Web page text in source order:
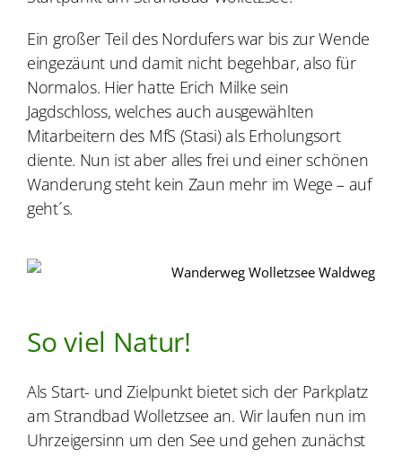
Ein großer Teil des Nordufers war bis zur Wende
eingezäunt und damit nicht begehbar, also für
Normalos. Hier hatte Erich Milke sein
Jagdschloss, welches auch ausgewählten
Mitarbeitern des MfS (Stasi) als Erholungsort
diente. Nun ist aber alles frei und einer schönen
Wanderung steht kein Zaun mehr im Wege – auf
geht´s.
So viel Natur!
Als Start- und Zielpunkt bietet sich der Parkplatz
am Strandbad Wolletzsee an. Wir laufen nun im
Uhrzeigersinn um den See und gehen zunächst